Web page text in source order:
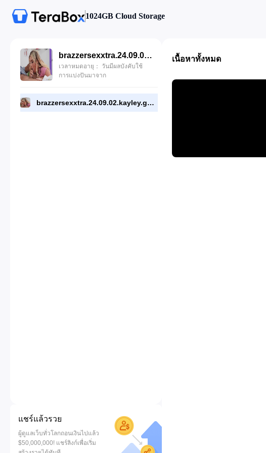
1024GB Cloud Storage
brazzersexxtra.24.09.02.kayley.gunner.dirty.night.nurse-1725247955.mp4
เวลาหมดอายุ： วันมีผลบังคับใช้
การแบ่งปันมาจาก
brazzersexxtra.24.09.02.kayley.gunner.dirty.night.nurse-1725247955.mp4
แชร์แล้วรวย
ผู้ดูแลเว็บทั่วโลกถอนเงินไปแล้ว
$50,000,000! แชร์ลิงก์เพื่อเริ่ม
เนื้อหาทั้งหมด